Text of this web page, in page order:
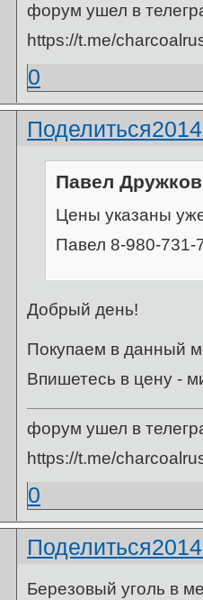
форум ушел в
https://t.me/
0
Поделиться
Павел
Цены указаны
Павел 8-980-731-
Добрый день!
Покупаем в данный
Впишетесь в цену -
форум ушел в
https://t.me/
0
Поделиться
Березовый уголь в